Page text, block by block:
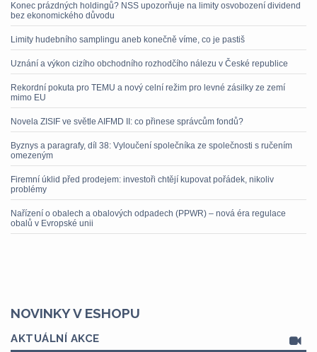
Konec prázdných holdingů? NSS upozorňuje na limity osvobození dividend
bez ekonomického důvodu
Limity hudebního samplingu aneb konečně víme, co je pastiš
Uznání a výkon cizího obchodního rozhodčího nálezu v České republice
Rekordní pokuta pro TEMU a nový celní režim pro levné zásilky ze zemí
mimo EU
Novela ZISIF ve světle AIFMD II: co přinese správcům fondů?
Byznys a paragrafy, díl 38: Vyloučení společníka ze společnosti s ručením
omezeným
Firemní úklid před prodejem: investoři chtějí kupovat pořádek, nikoliv
problémy
Nařízení o obalech a obalových odpadech (PPWR) – nová éra regulace
obalů v Evropské unii
NOVINKY V ESHOPU
AKTUÁLNÍ AKCE